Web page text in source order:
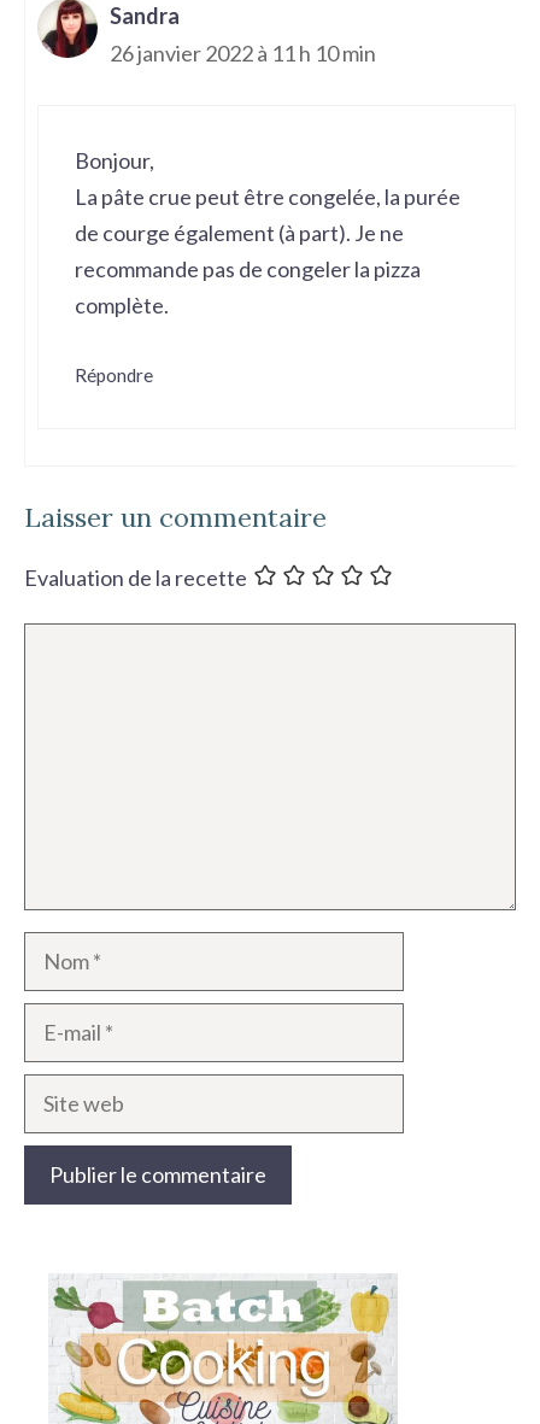
Sandra
26 janvier 2022 à 11 h 10 min
Bonjour,
La pâte crue peut être congelée, la purée
de courge également (à part). Je ne
recommande pas de congeler la pizza
complète.
Répondre
Laisser un commentaire
Evaluation de la recette
Nom
mail
Site
web